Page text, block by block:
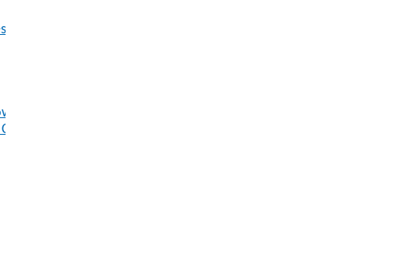
der Art der Arbeit und dem Arbeitstempo
sowie Änderungsanzeigen bei Wechsel der